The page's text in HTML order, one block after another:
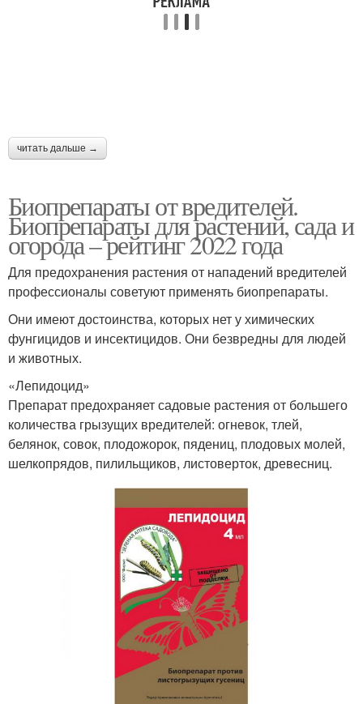
читать дальше →
Биопрепараты от вредителей.
Биопрепараты для растений, сада и
огорода – рейтинг 2022 года
Для предохранения растения от нападений вредителей
профессионалы советуют применять биопрепараты.
Они имеют достоинства, которых нет у химических
фунгицидов и инсектицидов. Они безвредны для людей
и животных.
«Лепидоцид»
Препарат предохраняет садовые растения от большего
количества грызущих вредителей: огневок, тлей,
белянок, совок, плодожорок, пядениц, плодовых молей,
шелкопрядов, пилильщиков, листоверток, древесниц.